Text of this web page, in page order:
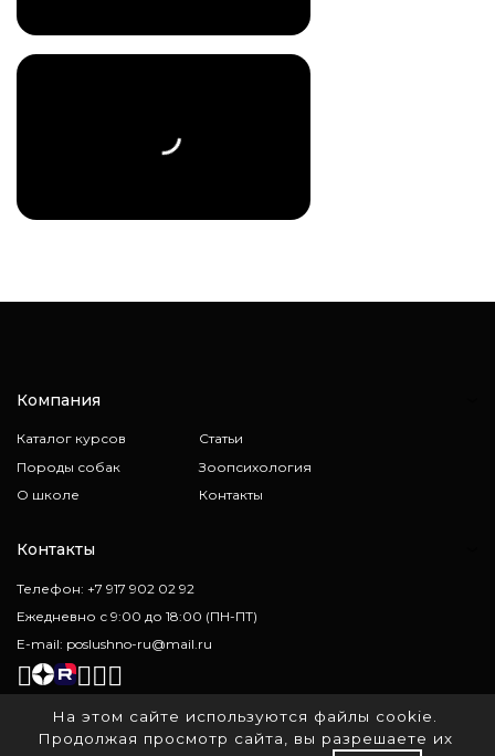
Компания
Каталог курсов
Породы собак
О школе
Статьи
Зоопсихология
Контакты
Контакты
Телефон: +7 917 902 02 92
Ежедневно с 9:00 до 18:00 (ПН-ПТ)
E-mail: poslushno-ru@mail.ru
Политика конфиденциальности
Создание и продвижение сайтов -DIZARD
На этом сайте используются файлы cookie.
Продолжая просмотр сайта, вы разрешаете их